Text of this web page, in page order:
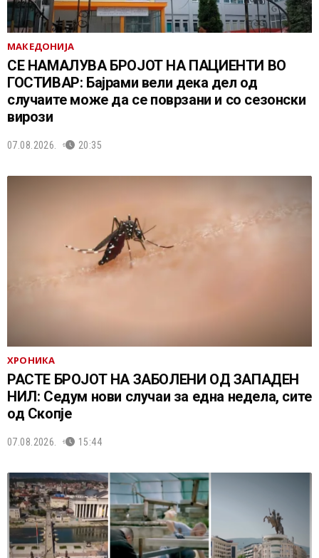
МАКЕДОНИЈА
СЕ НАМАЛУВА БРОЈОТ НА ПАЦИЕНТИ ВО
ГОСТИВАР: Бајрами вели дека дел од
случаите може да се поврзани и со сезонски
вирози
07.08.2026. 20:35
ХРОНИКА
РАСТЕ БРОЈОТ НА ЗАБОЛЕНИ ОД ЗАПАДЕН
НИЛ: Седум нови случаи за една недела, сите
од Скопје
07.08.2026. 15:44